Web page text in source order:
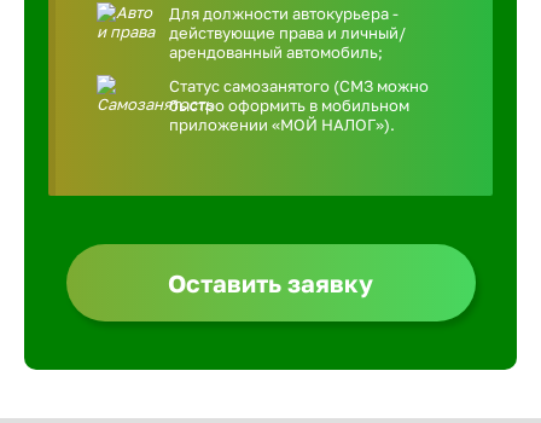
Для должности автокурьера -
действующие права и личный/
арендованный автомобиль;
Статус самозанятого (СМЗ можно
быстро оформить в мобильном
приложении «МОЙ НАЛОГ»).
Оставить заявку